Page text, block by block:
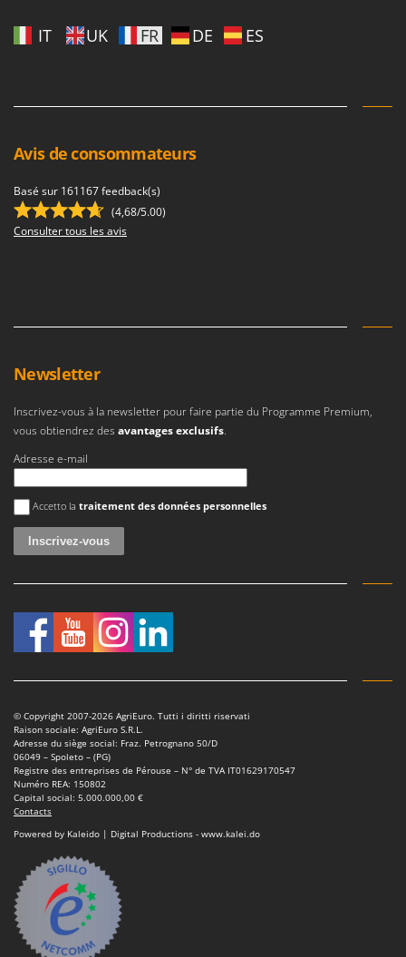
IT UK FR DE ES
Avis de consommateurs
Basé sur 161167 feedback(s)
(4,68/5.00)
Consulter tous les avis
Newsletter
Inscrivez-vous à la newsletter pour faire partie du Programme Premium,
vous obtiendrez des avantages exclusifs.
Adresse e-mail
Une erreur est survenue
Accetto la traitement des données personnelles
© Copyright 2007-2026 AgriEuro. Tutti i diritti riservati
Raison sociale: AgriEuro S.R.L.
Adresse du siège social: Fraz. Petrognano 50/D
06049 – Spoleto – (PG)
Registre des entreprises de Pérouse – N° de TVA IT01629170547
Numéro REA: 150802
Capital social: 5.000.000,00 €
Contacts
Powered by Kaleido | Digital Productions - www.kalei.do